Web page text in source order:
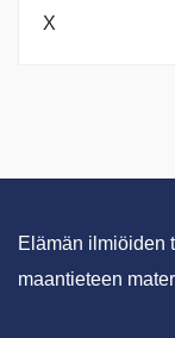
X
Elämän ilmiöiden
maantieteen